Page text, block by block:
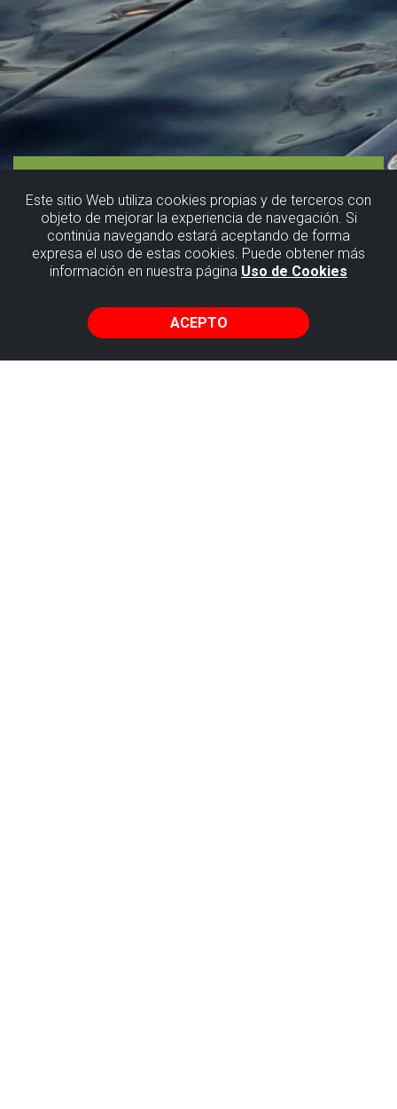
Este sitio Web utiliza cookies propias y de terceros con
objeto de mejorar la experiencia de navegación. Si
continúa navegando estará aceptando de forma
expresa el uso de estas cookies. Puede obtener más
información en nuestra página Uso de Cookies
ACEPTO